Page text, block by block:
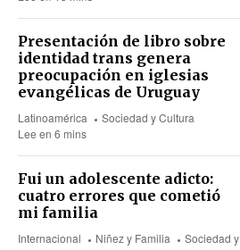
Presentación de libro sobre
identidad trans genera
preocupación en iglesias
evangélicas de Uruguay
Latinoamérica
Sociedad y Cultura
Lee en 6 mins
Fui un adolescente adicto:
cuatro errores que cometió
mi familia
Internacional Niñez y Familia
Sociedad y